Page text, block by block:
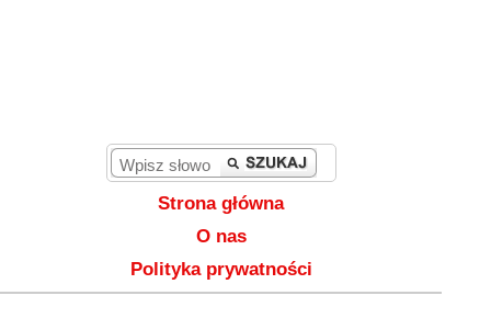
Strona główna
O nas
Polityka prywatności